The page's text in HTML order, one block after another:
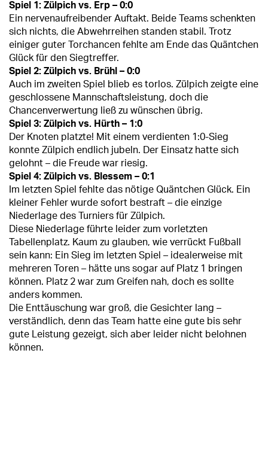
Spiel 1: Zülpich vs. Erp – 0:0
Ein nervenaufreibender Auftakt. Beide Teams schenkten
sich nichts, die Abwehrreihen standen stabil. Trotz
einiger guter Torchancen fehlte am Ende das Quäntchen
Glück für den Siegtreffer.
Spiel 2: Zülpich vs. Brühl – 0:0
Auch im zweiten Spiel blieb es torlos. Zülpich zeigte eine
geschlossene Mannschaftsleistung, doch die
Chancenverwertung ließ zu wünschen übrig.
Spiel 3: Zülpich vs. Hürth – 1:0
Der Knoten platzte! Mit einem verdienten 1:0-Sieg
konnte Zülpich endlich jubeln. Der Einsatz hatte sich
gelohnt – die Freude war riesig.
Spiel 4: Zülpich vs. Blessem – 0:1
Im letzten Spiel fehlte das nötige Quäntchen Glück. Ein
kleiner Fehler wurde sofort bestraft – die einzige
Niederlage des Turniers für Zülpich.
Diese Niederlage führte leider zum vorletzten
Tabellenplatz. Kaum zu glauben, wie verrückt Fußball
sein kann: Ein Sieg im letzten Spiel – idealerweise mit
mehreren Toren – hätte uns sogar auf Platz 1 bringen
können. Platz 2 war zum Greifen nah, doch es sollte
anders kommen.
Die Enttäuschung war groß, die Gesichter lang –
verständlich, denn das Team hatte eine gute bis sehr
gute Leistung gezeigt, sich aber leider nicht belohnen
können.